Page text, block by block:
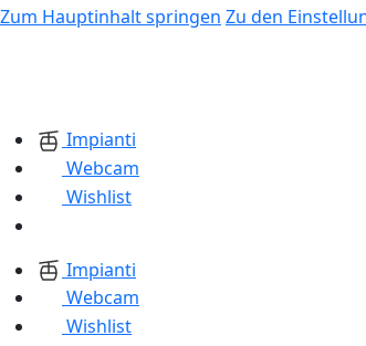
Zum Hauptinhalt springen Zu den
Impianti
Webcam
Wishlist
Impianti
Webcam
Wishlist